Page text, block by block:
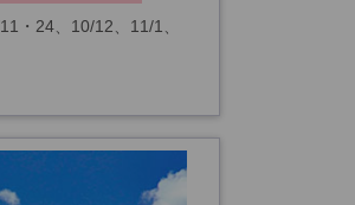
・24、10/12、11/1、
・6、および見学箇所の